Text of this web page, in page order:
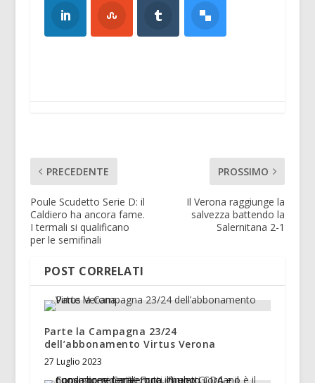
PRECEDENTE
Poule Scudetto Serie D: il
Caldiero ha ancora fame.
I termali si qualificano
per le semifinali
PROSSIMO
Il Verona raggiunge la
salvezza battendo la
Salernitana 2-1
POST CORRELATI
Parte la Campagna 23/24
dell’abbonamento Virtus Verona
27 Luglio 2023